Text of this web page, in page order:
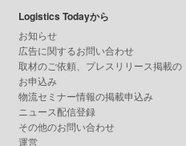
Logistics Todayから
お知らせ
広告に関するお問い合わせ
取材のご依頼、プレスリリース掲載の
お申込み
物流セミナー情報の掲載申込み
ニュース配信登録
その他のお問い合わせ
運営